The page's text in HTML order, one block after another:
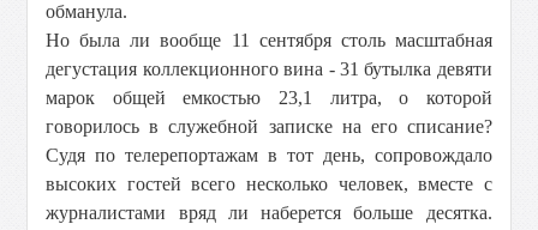
обманула.
Но была ли вообще 11 сентября столь масштабная
дегустация коллекционного вина - 31 бутылка девяти
марок общей емкостью 23,1 литра, о которой
говорилось в служебной записке на его списание?
Судя по телерепортажам в тот день, сопровождало
высоких гостей всего несколько человек, вместе с
журналистами вряд ли наберется больше десятка.